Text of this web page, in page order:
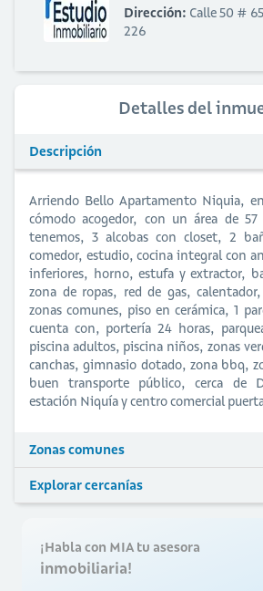
Dirección: Calle 50 #
226
Detalles del
Descripción
Arriendo Bello Apartamento Niquia,
cómodo acogedor, con un área de
tenemos, 3 alcobas con closet, 2
comedor, estudio, cocina integral con
inferiores, horno, estufa y extractor,
zona de ropas, red de gas,
zonas comunes, piso en cerámica, 1
cuenta con, portería 24 horas,
piscina adultos, piscina niños, zonas
canchas, gimnasio dotado, zona bbq,
buen transporte público, cerca de
estación Niquía y centro comercial
Zonas comunes
Explorar cercanías
¡Habla con MIA tu asesora
inmobiliaria!